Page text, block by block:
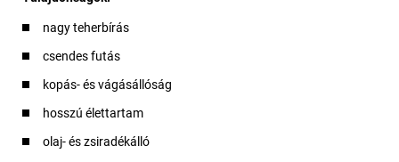
nagy teherbírás
csendes futás
kopás- és vágásállóság
hosszú élettartam
olaj- és zsiradékálló